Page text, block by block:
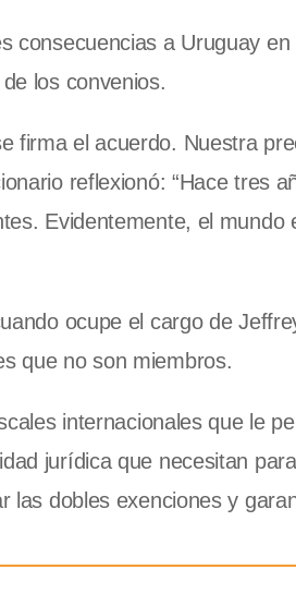
consecuencias a Uruguay en
los convenios.
firma el acuerdo. Nuestra
reflexionó: “Hace tres
Evidentemente, el mundo
ocupe el cargo de
que no son miembros.
internacionales que le
jurídica que necesitan
las dobles exenciones y